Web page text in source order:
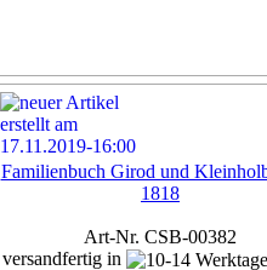
Familienbuch Girod und
1818
Art-Nr. CSB-00382
versandfertig in